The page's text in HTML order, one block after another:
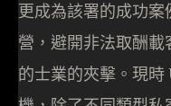
更成為該署的成功
營，避開非法取酬
的士業的夾擊。現